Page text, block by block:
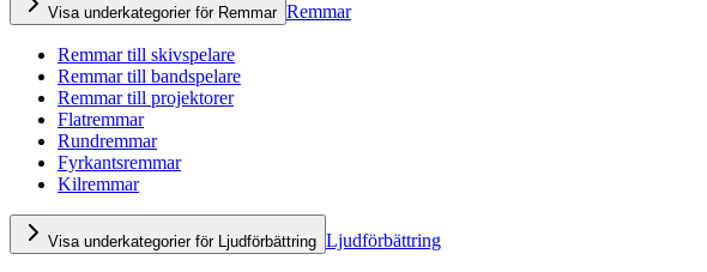
Visa underkategorier för Remmar Remmar
Remmar till skivspelare
Remmar till bandspelare
Remmar till projektorer
Flatremmar
Rundremmar
Fyrkantsremmar
Kilremmar
Visa underkategorier för Ljudförbättring Ljudförbättring